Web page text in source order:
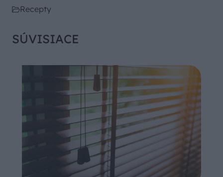
Recepty
SÚVISIACE